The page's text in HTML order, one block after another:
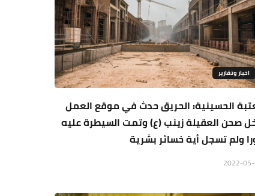
اخبار وتقارير
الحسينية: الحريق حدث في موقع العمل
صحن العقيلة زينب (ع) وتمت السيطرة عليه
ولم تسجل أية خسائر بشرية